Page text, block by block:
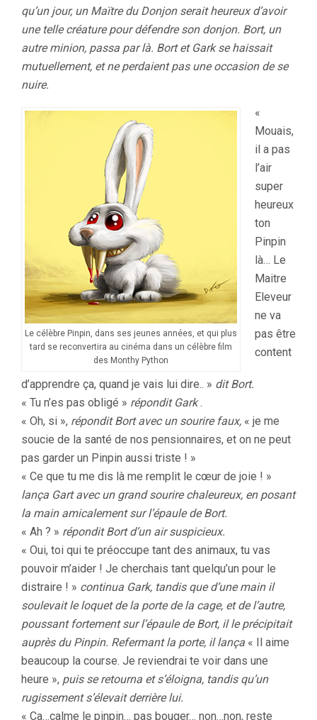
qu’un jour, un Maïtre du Donjon serait heureux d’avoir
une telle créature pour défendre son donjon. Bort, un
autre minion, passa par là. Bort et Gark se haissait
mutuellement, et ne perdaient pas une occasion de se
nuire.
Le célèbre Pinpin, dans ses jeunes années, et qui plus
tard se reconvertira au cinéma dans un célèbre film
des Monthy Python
«
Mouais,
il a pas
l’air
super
heureux
ton
Pinpin
là… Le
Maitre
Eleveur
ne va
pas être
content
d’apprendre ça, quand je vais lui dire.. » dit Bort.
« Tu n’es pas obligé » répondit Gark.
« Oh, si », répondit Bort avec un sourire faux, « je me
soucie de la santé de nos pensionnaires, et on ne peut
pas garder un Pinpin aussi triste ! »
« Ce que tu me dis là me remplit le cœur de joie ! »
lança Gart avec un grand sourire chaleureux, en posant
la main amicalement sur l’épaule de Bort.
« Ah ? » répondit Bort d’un air suspicieux.
« Oui, toi qui te préoccupe tant des animaux, tu vas
pouvoir m’aider ! Je cherchais tant quelqu’un pour le
distraire ! » continua Gark, tandis que d’une main il
soulevait le loquet de la porte de la cage, et de l’autre,
poussant fortement sur l’épaule de Bort, il le précipitait
auprès du Pinpin. Refermant la porte, il lança « Il aime
beaucoup la course. Je reviendrai te voir dans une
heure », puis se retourna et s’éloigna, tandis qu’un
rugissement s’élevait derrière lui.
« Ca…calme le pinpin… pas bouger… non…non, reste